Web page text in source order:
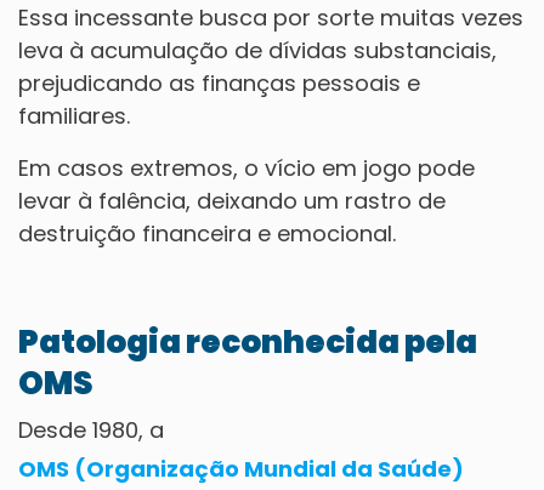
Essa incessante busca por sorte muitas vezes
leva à acumulação de dívidas substanciais,
prejudicando as finanças pessoais e
familiares.
Em casos extremos, o vício em jogo pode
levar à falência, deixando um rastro de
destruição financeira e emocional.
Patologia reconhecida pela
OMS
Desde 1980, a
OMS (Organização Mundial da Saúde)